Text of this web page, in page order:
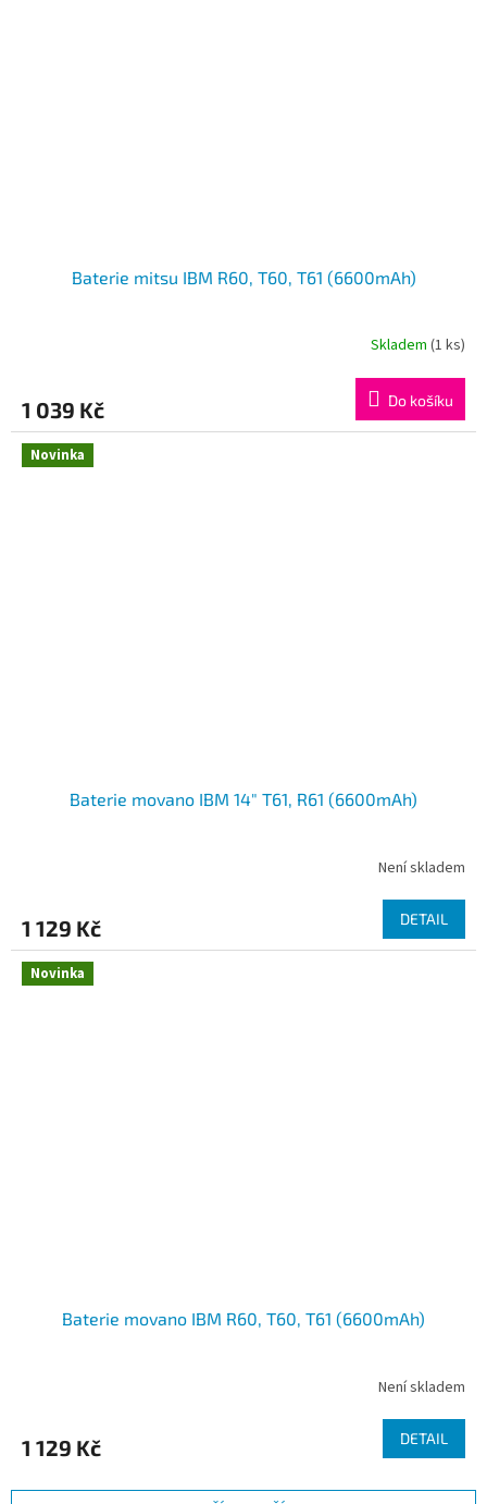
Baterie mitsu IBM R60, T60, T61 (6600mAh)
Skladem (1 ks)
1 039 Kč Do košíku
Novinka
Baterie movano IBM 14" T61, R61 (6600mAh)
Není skladem
1 129 Kč DETAIL
Novinka
Baterie movano IBM R60, T60, T61 (6600mAh)
Není skladem
1 129 Kč DETAIL